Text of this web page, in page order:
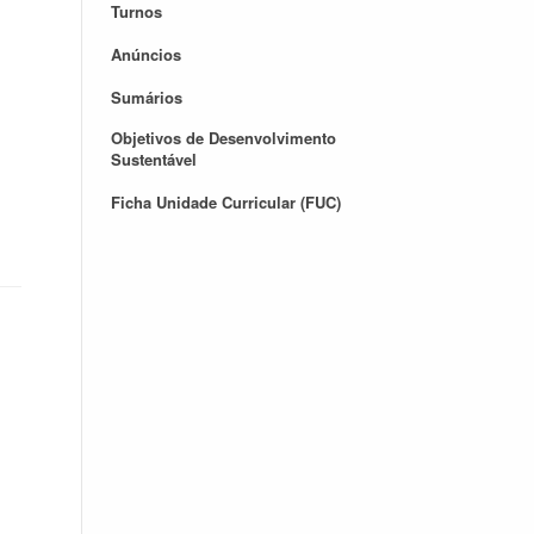
Turnos
Anúncios
Sumários
Objetivos de Desenvolvimento
Sustentável
Ficha Unidade Curricular (FUC)